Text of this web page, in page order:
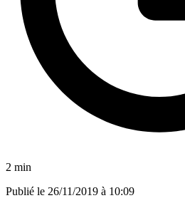
2 min
Publié le 26/11/2019 à 10:09